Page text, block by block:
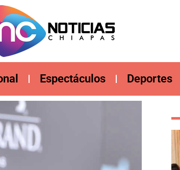
Espectáculos Deportes